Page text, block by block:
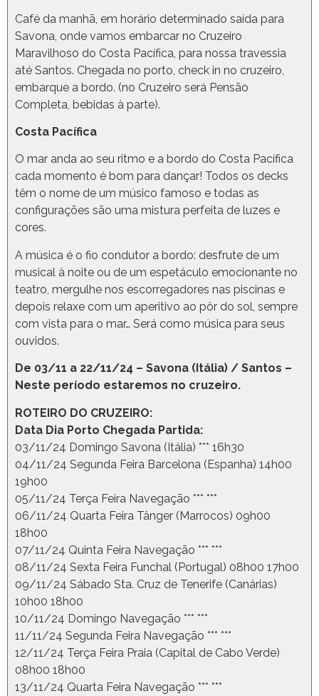
Café da manhã, em horário determinado saída para
Savona, onde vamos embarcar no Cruzeiro
Maravilhoso do Costa Pacífica, para nossa travessia
até Santos. Chegada no porto, check in no cruzeiro,
embarque a bordo. (no Cruzeiro será Pensão
Completa, bebidas à parte).
Costa Pacífica
O mar anda ao seu ritmo e a bordo do Costa Pacífica
cada momento é bom para dançar! Todos os decks
têm o nome de um músico famoso e todas as
configurações são uma mistura perfeita de luzes e
cores.
A música é o fio condutor a bordo: desfrute de um
musical à noite ou de um espetáculo emocionante no
teatro, mergulhe nos escorregadores nas piscinas e
depois relaxe com um aperitivo ao pôr do sol, sempre
com vista para o mar… Será como música para seus
ouvidos.
De 03/11 a 22/11/24 – Savona (Itália) / Santos –
Neste período estaremos no cruzeiro.
ROTEIRO DO CRUZEIRO:
Data Dia Porto Chegada Partida:
03/11/24 Domingo Savona (Itália) *** 16h30
04/11/24 Segunda Feira Barcelona (Espanha) 14h00
19h00
05/11/24 Terça Feira Navegação *** ***
06/11/24 Quarta Feira Tânger (Marrocos) 09h00
18h00
07/11/24 Quinta Feira Navegação *** ***
08/11/24 Sexta Feira Funchal (Portugal) 08h00 17h00
09/11/24 Sábado Sta. Cruz de Tenerife (Canárias)
10h00 18h00
10/11/24 Domingo Navegação *** ***
11/11/24 Segunda Feira Navegação *** ***
12/11/24 Terça Feira Praia (Capital de Cabo Verde)
08h00 18h00
13/11/24 Quarta Feira Navegação *** ***